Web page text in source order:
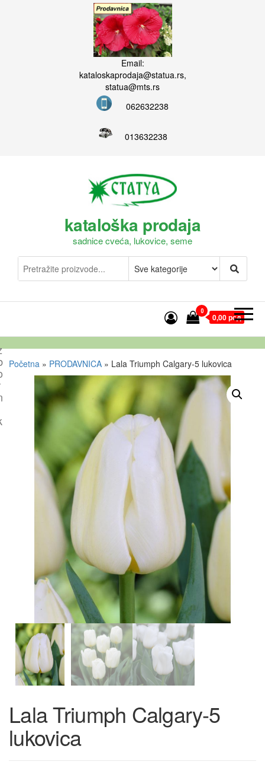
Email:
kataloskaprodaja@statua.rs,
statua@mts.rs
062632238
013632238
kataloška prodaja
sadnice cveća, lukovice, seme
0
0,00 рсд
Početna » PRODAVNICA » Lala Triumph Calgary-5 lukovica
Lala Triumph Calgary-5
lukovica